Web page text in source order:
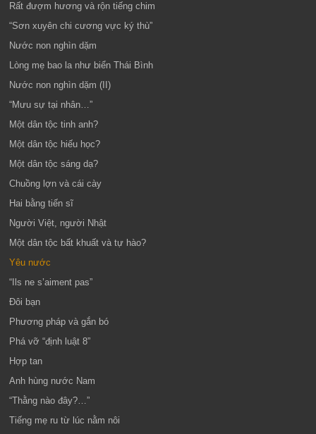
Rất đượm hương và rộn tiếng chim
“Sơn xuyên chi cương vực ký thù”
Nước non nghìn dặm
Lòng mẹ bao la như biển Thái Bình
Nước non nghìn dặm (II)
“Mưu sự tại nhân…”
Một dân tộc tinh anh?
Một dân tộc hiếu học?
Một dân tộc sáng dạ?
Chuồng lợn và cái cày
Hai bằng tiến sĩ
Người Việt, người Nhật
Một dân tộc bất khuất và tự hào?
Yêu nước
“Ils ne s’aiment pas”
Đôi bạn
Phương pháp và gắn bó
Phá vỡ “định luật 8”
Hợp tan
Anh hùng nước Nam
“Thằng nào đây?…”
Tiếng mẹ ru từ lúc nằm nôi